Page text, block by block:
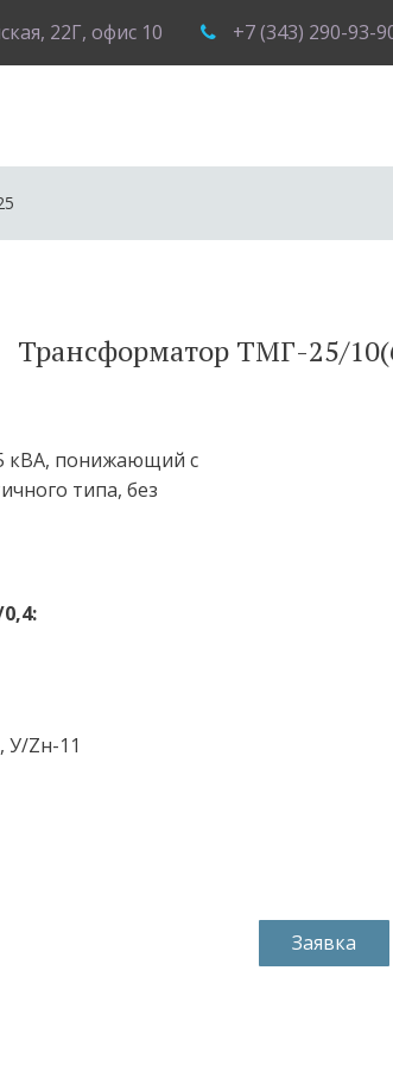
22Г, офис 10 +7 (343) 290-93-
Трансформатор ТМГ-25/
кВА, понижающий с
типа, без
У/Zн-11
Заявка